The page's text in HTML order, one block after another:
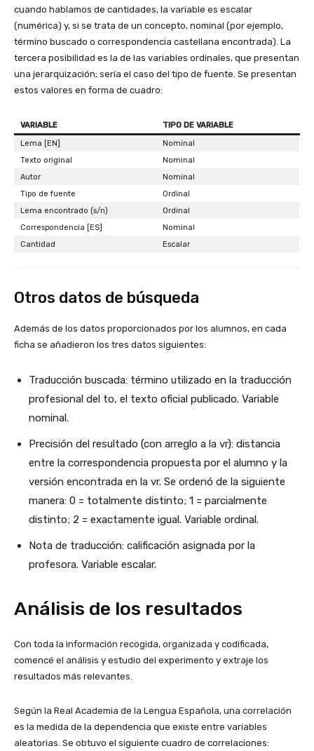
cuando hablamos de cantidades, la variable es escalar
(numérica) y, si se trata de un concepto, nominal (por ejemplo,
término buscado o correspondencia castellana encontrada). La
tercera posibilidad es la de las variables ordinales, que presentan
una jerarquización; sería el caso del tipo de fuente. Se presentan
estos valores en forma de cuadro:
VARIABLE
TIPO DE VARIABLE
Lema [EN]
Nominal
Texto original
Nominal
Autor
Nominal
Tipo de fuente
Ordinal
Lema encontrado (s/n)
Ordinal
Correspondencia [ES]
Nominal
Cantidad
Escalar
Otros datos de búsqueda
Además de los datos proporcionados por los alumnos, en cada
ficha se añadieron los tres datos siguientes:
Traducción buscada: término utilizado en la traducción
profesional del to, el texto oficial publicado. Variable
nominal.
Precisión del resultado (con arreglo a la vr): distancia
entre la correspondencia propuesta por el alumno y la
versión encontrada en la vr. Se ordenó de la siguiente
manera: 0 = totalmente distinto; 1 = parcialmente
distinto; 2 = exactamente igual. Variable ordinal.
Nota de traducción: calificación asignada por la
profesora. Variable escalar.
Análisis de los resultados
Con toda la información recogida, organizada y codificada,
comencé el análisis y estudio del experimento y extraje los
resultados más relevantes.
Según la Real Academia de la Lengua Española, una correlación
es la medida de la dependencia que existe entre variables
aleatorias. Se obtuvo el siguiente cuadro de correlaciones: